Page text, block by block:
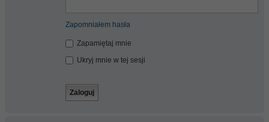
Zapomniałem hasła
Zapamiętaj mnie
Ukryj mnie w tej sesji